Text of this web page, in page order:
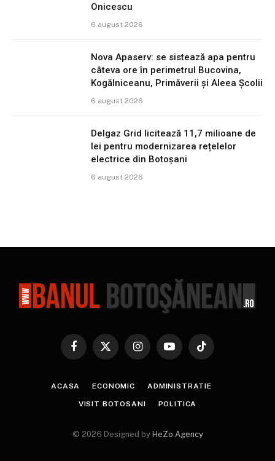
Onicescu
6 august 2026
Nova Apaserv: se sistează apa pentru
câteva ore în perimetrul Bucovina,
Kogălniceanu, Primăverii și Aleea Școlii
6 august 2026
Delgaz Grid licitează 11,7 milioane de
lei pentru modernizarea rețelelor
electrice din Botoșani
6 august 2026
Facebook
X
InstagramYouTubeTikTok
ACASA ECONOMIC ADMINISTRATIE
VISIT BOTOSANI POLITICA
© 2026 Designed by HeZo Agency